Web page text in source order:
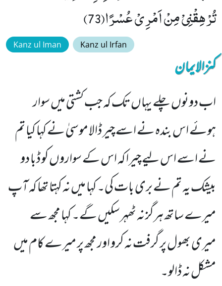
تُرْهِقْنِیْ مِنْ اَمْرِیْ عُسْرًا(73)
Kanz ul Iman Kanz ul Irfan
کنزالایمان
اب دونوں چلے یہاں تک کہ جب کشتی میں سوار
ہوئے اس بندہ نے اسے چیر ڈالا موسیٰ نے کہا کیا تم
نے اسے اس لیے چیرا کہ اس کے سواروں کو ڈبا دو
بیشک یہ تم نے بری بات کی۔ کہا میں نہ کہتا تھا کہ آپ
میرے ساتھ ہرگز نہ ٹھہر سکیں گے۔ کہا مجھ سے
میری بھول پر گرفت نہ کرو اور مجھ پر میرے کام میں
مشکل نہ ڈالو۔